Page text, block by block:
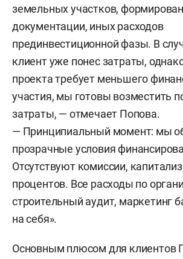
земельных участков,
документации, иных расходов
прединвестиционной фазы. В
клиент уже понес затраты,
проекта требует меньшего
участия, мы готовы возместить
затраты, — отмечает Попова.
— Принципиальный момент: мы
прозрачные условия
Отсутствуют комиссии,
процентов. Все расходы по
строительный аудит, маркетинг
на себя».
Основным плюсом для клиентов